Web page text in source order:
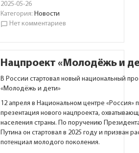
2025-05-26
Категория: Новости
chat_bubble_outline Нет комментариев
Нацпроект «Молодёжь и
В России стартовал новый национальный
«Молодёжь и дети»
12 апреля в Национальном центре «Россия»
презентация нового нацпроекта,
населения страны. По поручению
Путина он стартовал в 2025 году и призван
потенциал молодого поколения.